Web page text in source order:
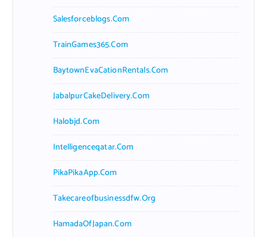
Salesforceblogs.com
TrainGames365.com
BaytownEvaCationRentals.com
JabalpurCakeDelivery.com
Halobjd.com
Intelligenceqatar.com
PikaPikaApp.com
Takecareofbusinessdfw.org
HamadaOfJapan.com